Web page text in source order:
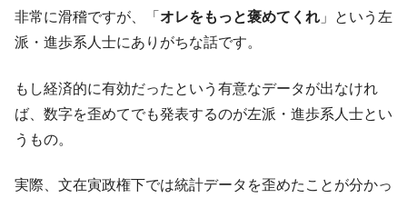
府県とは？
Fact1 今話題の「楽天ライオンズ」とは？
Fact1
全て勝つといくら？ 競馬GI競走で勝利騎手がもら
える賞金とは？
Fact1
Fact1
発表から2日で大崩壊、鳴かず飛ばずに終わりそう
非常に滑稽ですが、「 オレをもっと褒めてくれ 」という左
派・進歩系人士にありがちな話です。
もし経済的に有効だったという有意なデータが出なけれ
ば、数字を歪めてでも発表するのが左派・進歩系人士とい
うもの。
実際、文在寅政権下では統計データを歪めたことが分かっ